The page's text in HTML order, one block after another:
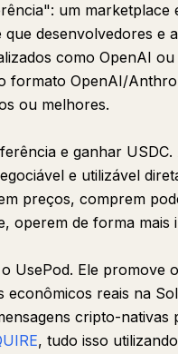
um marketplace
desenvolvedores e
como OpenAI
formato OpenAI/
ou melhores.
e ganhar USDC.
e utilizável
preços, comprem
operem de forma mais
UsePod. Ele promove o
econômicos reais na
cripto-nativas
, tudo isso